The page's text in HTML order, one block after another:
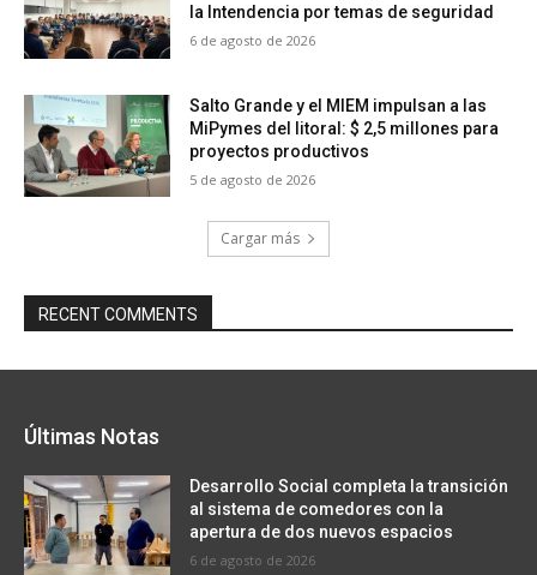
la Intendencia por temas de seguridad
6 de agosto de 2026
Salto Grande y el MIEM impulsan a las
MiPymes del litoral: $ 2,5 millones para
proyectos productivos
5 de agosto de 2026
Cargar más
RECENT COMMENTS
Últimas Notas
Desarrollo Social completa la transición
al sistema de comedores con la
apertura de dos nuevos espacios
6 de agosto de 2026